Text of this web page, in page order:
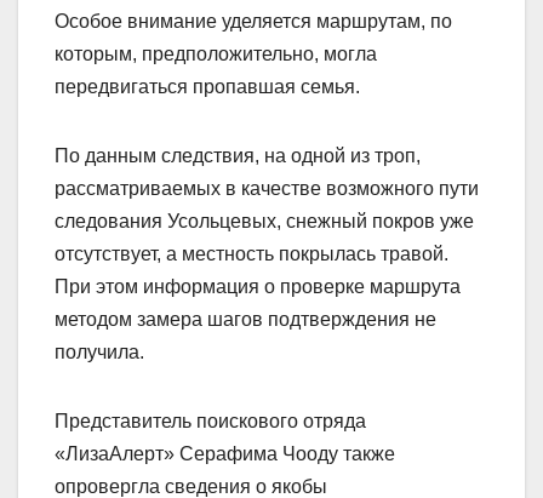
Особое внимание уделяется маршрутам, по
которым, предположительно, могла
передвигаться пропавшая семья.
По данным следствия, на одной из троп,
рассматриваемых в качестве возможного пути
следования Усольцевых, снежный покров уже
отсутствует, а местность покрылась травой.
При этом информация о проверке маршрута
методом замера шагов подтверждения не
получила.
Представитель поискового отряда
«ЛизаАлерт» Серафима Чооду также
опровергла сведения о якобы